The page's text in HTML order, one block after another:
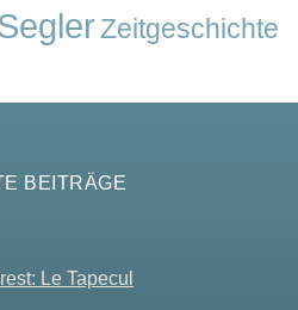
Zeitgeschichte
BEITRÄGE
Le Tapecul